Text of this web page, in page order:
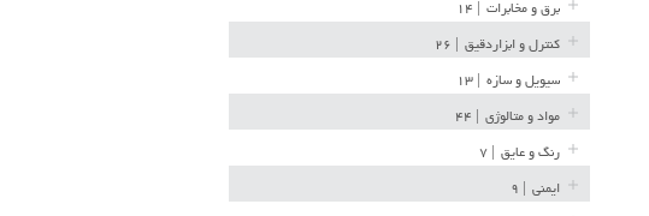
برق و مخابرات
کنترل و ابزاردقیق
سیویل و سازه
مواد و متالوژی
رنگ و عایق
ایمنی